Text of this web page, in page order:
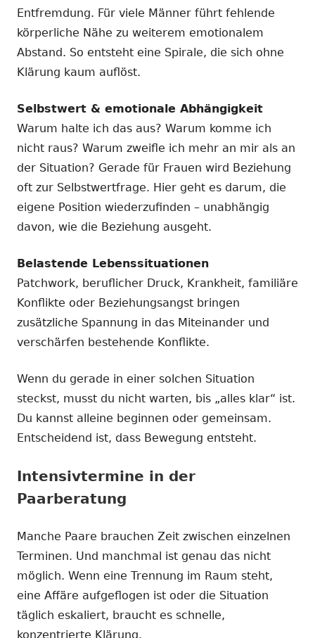
Entfremdung. Für viele Männer führt fehlende
körperliche Nähe zu weiterem emotionalem
Abstand. So entsteht eine Spirale, die sich ohne
Klärung kaum auflöst.
Selbstwert & emotionale Abhängigkeit
Warum halte ich das aus? Warum komme ich
nicht raus? Warum zweifle ich mehr an mir als an
der Situation? Gerade für Frauen wird Beziehung
oft zur Selbstwertfrage. Hier geht es darum, die
eigene Position wiederzufinden – unabhängig
davon, wie die Beziehung ausgeht.
Belastende Lebenssituationen
Patchwork, beruflicher Druck, Krankheit, familiäre
Konflikte oder Beziehungsangst bringen
zusätzliche Spannung in das Miteinander und
verschärfen bestehende Konflikte.
Wenn du gerade in einer solchen Situation
steckst, musst du nicht warten, bis „alles klar“ ist.
Du kannst alleine beginnen oder gemeinsam.
Entscheidend ist, dass Bewegung entsteht.
Intensivtermine in der
Paarberatung
Manche Paare brauchen Zeit zwischen einzelnen
Terminen. Und manchmal ist genau das nicht
möglich. Wenn eine Trennung im Raum steht,
eine Affäre aufgeflogen ist oder die Situation
täglich eskaliert, braucht es schnelle,
konzentrierte Klärung.